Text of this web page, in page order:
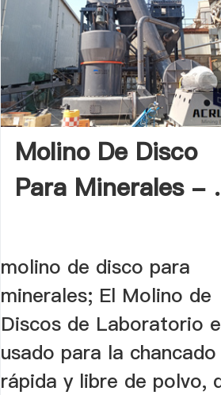
Molino De Disco
Para Minerales - .
molino de disco para
minerales; El Molino de
Discos de Laboratorio
usado para la chancado
rápida y libre de polvo,